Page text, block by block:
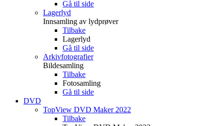
Gå til side
Lagerlyd
Innsamling av lydprøver
Tilbake
Lagerlyd
Gå til side
Arkivfotografier
Bildesamling
Tilbake
Fotosamling
Gå til side
DVD
TopView DVD Maker 2022
Tilbake